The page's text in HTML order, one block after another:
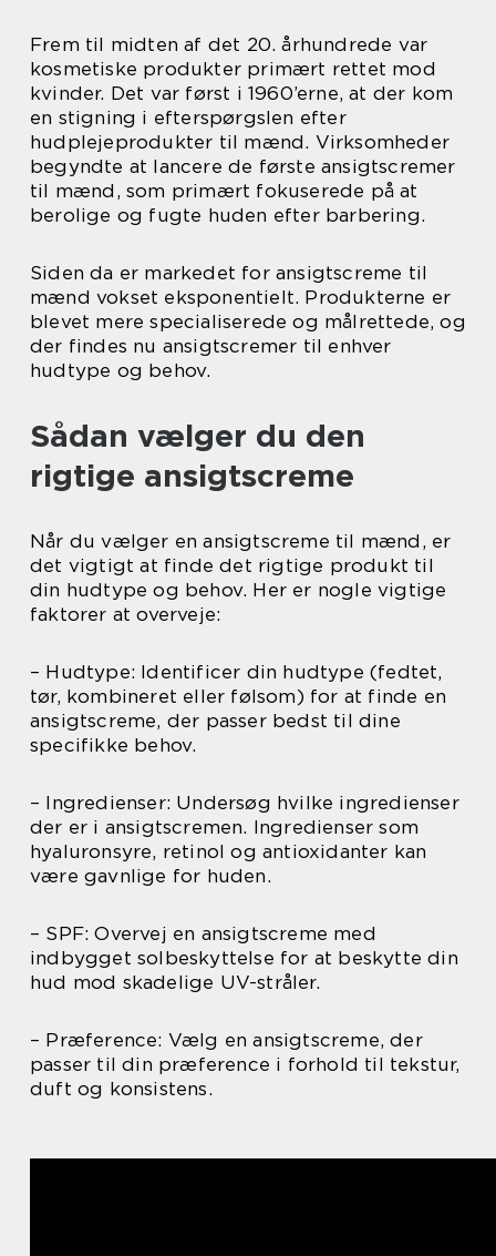
Frem til midten af det 20. århundrede var
kosmetiske produkter primært rettet mod
kvinder. Det var først i 1960’erne, at der kom
en stigning i efterspørgslen efter
hudplejeprodukter til mænd. Virksomheder
begyndte at lancere de første ansigtscremer
til mænd, som primært fokuserede på at
berolige og fugte huden efter barbering.
Siden da er markedet for ansigtscreme til
mænd vokset eksponentielt. Produkterne er
blevet mere specialiserede og målrettede, og
der findes nu ansigtscremer til enhver
hudtype og behov.
Sådan vælger du den
rigtige ansigtscreme
Når du vælger en ansigtscreme til mænd, er
det vigtigt at finde det rigtige produkt til
din hudtype og behov. Her er nogle vigtige
faktorer at overveje:
– Hudtype: Identificer din hudtype (fedtet,
tør, kombineret eller følsom) for at finde en
ansigtscreme, der passer bedst til dine
specifikke behov.
– Ingredienser: Undersøg hvilke ingredienser
der er i ansigtscremen. Ingredienser som
hyaluronsyre, retinol og antioxidanter kan
være gavnlige for huden.
– SPF: Overvej en ansigtscreme med
indbygget solbeskyttelse for at beskytte din
hud mod skadelige UV-stråler.
– Præference: Vælg en ansigtscreme, der
passer til din præference i forhold til tekstur,
duft og konsistens.